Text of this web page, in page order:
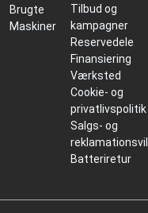
Brugte
Maskiner
Tilbud og
kampagner
Reservedele
Finansiering
Værksted
Cookie- og
privatlivspolitik
Salgs- og
Batteriretur